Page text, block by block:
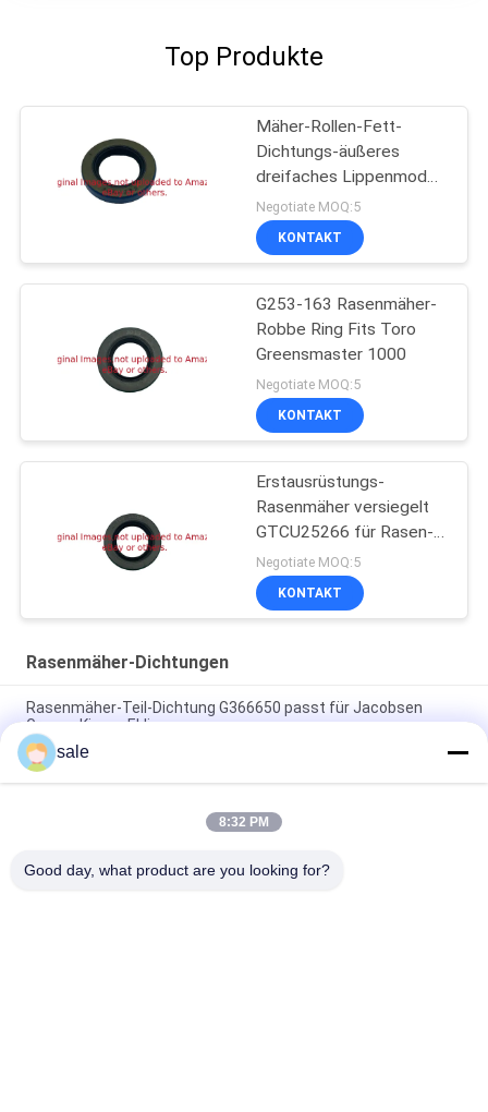
Top Produkte
Mäher-Rollen-Fett-
Dichtungs-äußeres
dreifaches Lippenmodell
G3004882 für Rasen-
Maschinerie
Negotiate MOQ:5
KONTAKT
G253-163 Rasenmäher-
Robbe Ring Fits Toro
Greensmaster 1000
Negotiate MOQ:5
KONTAKT
Erstausrüstungs-
Rasenmäher versiegelt
GTCU25266 für Rasen-
Ausrüstung
Negotiate MOQ:5
KONTAKT
Rasenmäher-Dichtungen
Rasenmäher-Teil-Dichtung G366650 passt für Jacobsen
Greens King u. Eklipse
Grünmäher Siegelring GR92287 passt Deere Bunker und
Feldfahrzeug
Bauteile für Rasenmäher Internal Oil Seal GM91399 Fits Deere
sale
8:32 PM
Good day, what product are you looking for?